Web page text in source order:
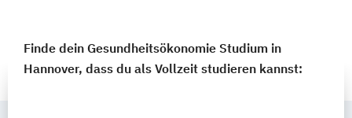
Finde dein Gesundheitsökonomie Studium in
Hannover, dass du als Vollzeit studieren kannst: